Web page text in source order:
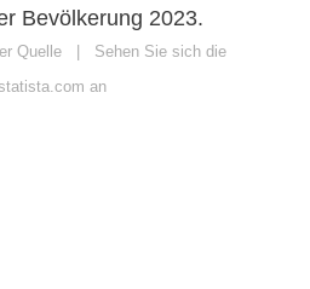
Bevölkerung 2023.
Quelle
Sehen Sie sich die
an